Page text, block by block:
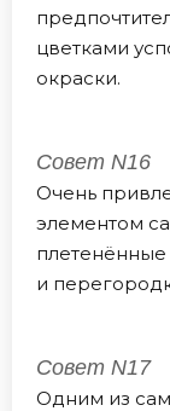
цветками
окраски.
Совет N16
Очень
элементом
плетенённые
и
Совет N17
Одним из